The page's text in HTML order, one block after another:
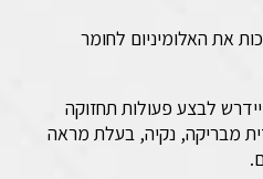
את האלומיניום לחומר
לבצע פעולות תחזוקה
מבריקה, נקיה, בעלת מראה